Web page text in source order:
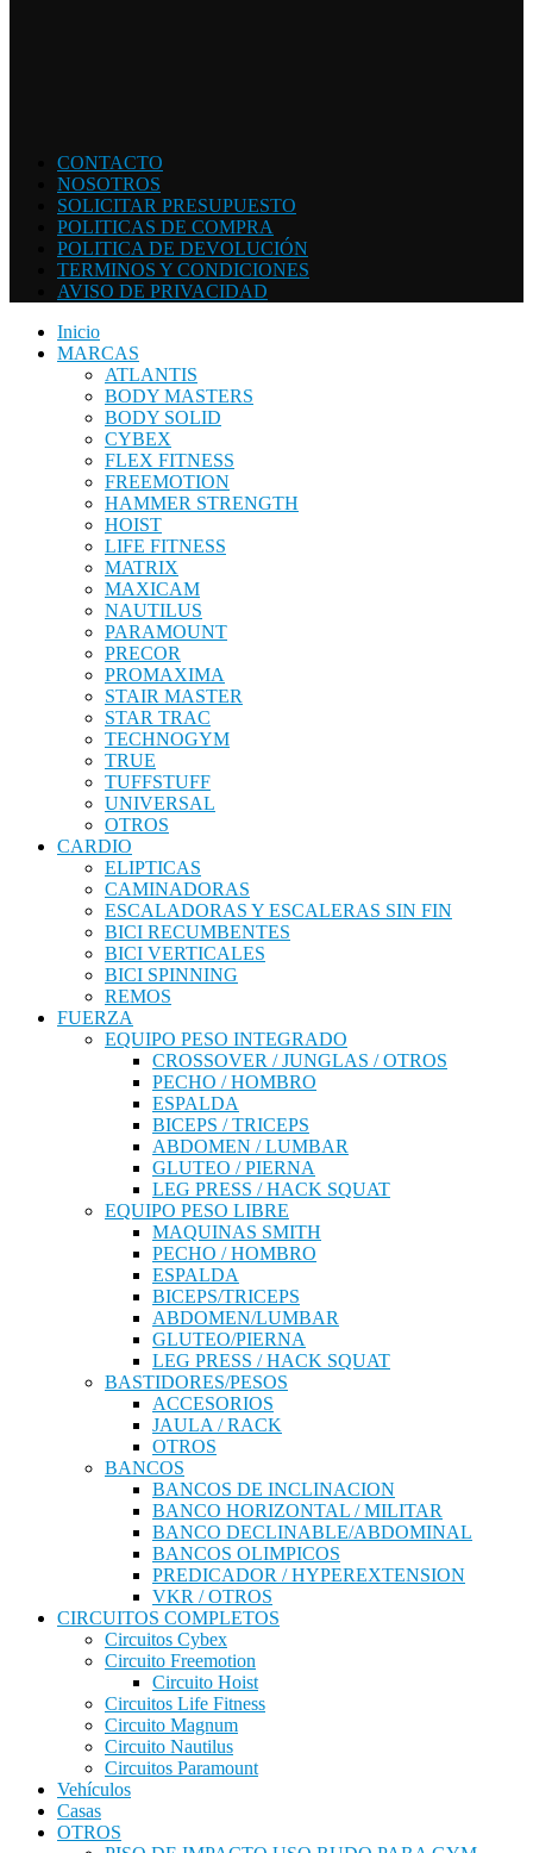
CONTACTO
NOSOTROS
SOLICITAR PRESUPUESTO
POLITICAS DE COMPRA
POLITICA DE DEVOLUCIÓN
TERMINOS Y CONDICIONES
AVISO DE PRIVACIDAD
Inicio
MARCAS
ATLANTIS
BODY MASTERS
BODY SOLID
CYBEX
FLEX FITNESS
FREEMOTION
HAMMER STRENGTH
HOIST
LIFE FITNESS
MATRIX
MAXICAM
NAUTILUS
PARAMOUNT
PRECOR
PROMAXIMA
STAIR MASTER
STAR TRAC
TECHNOGYM
TRUE
TUFFSTUFF
UNIVERSAL
OTROS
CARDIO
ELIPTICAS
CAMINADORAS
ESCALADORAS Y ESCALERAS SIN FIN
BICI RECUMBENTES
BICI VERTICALES
BICI SPINNING
REMOS
FUERZA
EQUIPO PESO INTEGRADO
CROSSOVER / JUNGLAS / OTROS
PECHO / HOMBRO
ESPALDA
BICEPS / TRICEPS
ABDOMEN / LUMBAR
GLUTEO / PIERNA
LEG PRESS / HACK SQUAT
EQUIPO PESO LIBRE
MAQUINAS SMITH
PECHO / HOMBRO
ESPALDA
BICEPS/TRICEPS
ABDOMEN/LUMBAR
GLUTEO/PIERNA
LEG PRESS / HACK SQUAT
BASTIDORES/PESOS
ACCESORIOS
JAULA / RACK
OTROS
BANCOS
BANCOS DE INCLINACION
BANCO HORIZONTAL / MILITAR
BANCO DECLINABLE/ABDOMINAL
BANCOS OLIMPICOS
PREDICADOR / HYPEREXTENSION
VKR / OTROS
CIRCUITOS COMPLETOS
Circuitos Cybex
Circuito Freemotion
Circuito Hoist
Circuitos Life Fitness
Circuito Magnum
Circuito Nautilus
Circuitos Paramount
Vehículos
Casas
OTROS